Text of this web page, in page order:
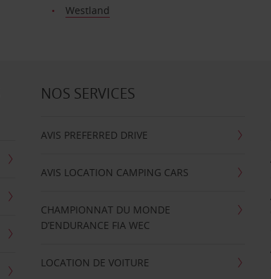
Westland
NOS SERVICES
AVIS PREFERRED DRIVE
AVIS LOCATION CAMPING CARS
CHAMPIONNAT DU MONDE
D’ENDURANCE FIA WEC
LOCATION DE VOITURE